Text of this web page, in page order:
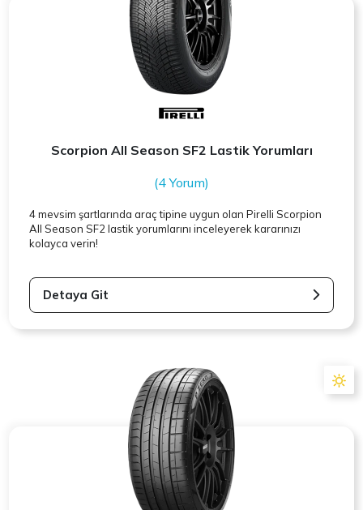
Scorpion All Season SF2 Lastik Yorumları
(4 Yorum)
4 mevsim şartlarında araç tipine uygun olanPirelli Scorpion
All Season SF2 lastik yorumlarını inceleyerek kararınızı
kolayca verin!
Detaya Git